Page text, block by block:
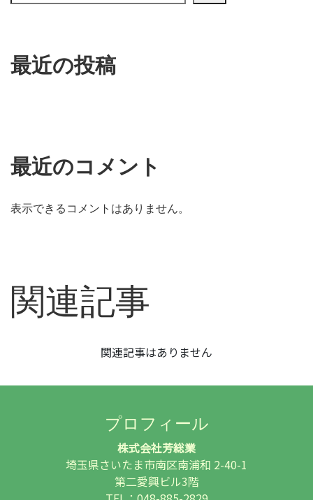
最近の投稿
最近のコメント
表示できるコメントはありません。
関連記事
関連記事はありません
プロフィール
株式会社芳総業
埼玉県さいたま市南区南浦和 2-40-1
第二愛興ビル3階